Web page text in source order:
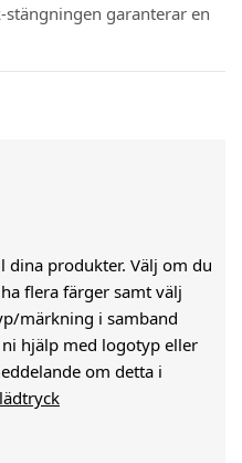
garanterar en
produkter. Välj om du
flera färger samt välj
märkning i samband
hjälp med logotyp eller
om detta i